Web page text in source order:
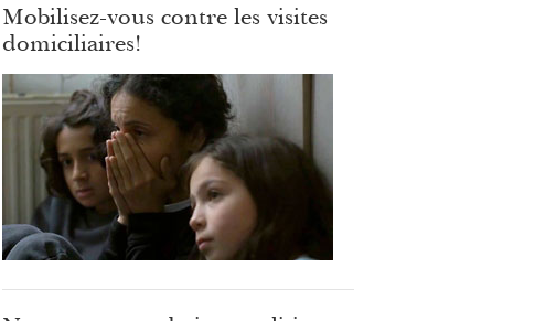
Mobilisez-vous contre les visites
domiciliaires!